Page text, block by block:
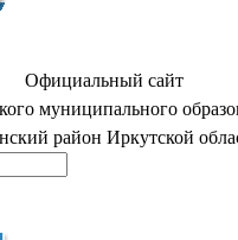
Официальный сайт
муниципального
район Иркутской